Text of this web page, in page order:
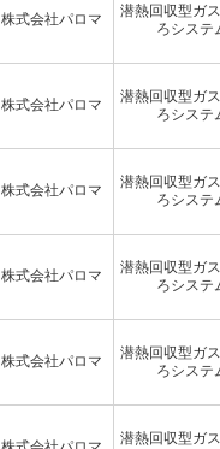
株式会社パロマ
潜熱回収型ガ
ろシステ
株式会社パロマ
潜熱回収型ガ
ろシステ
株式会社パロマ
潜熱回収型ガ
ろシステ
株式会社パロマ
潜熱回収型ガ
ろシステ
株式会社パロマ
潜熱回収型ガ
ろシステ
潜熱回収型ガ